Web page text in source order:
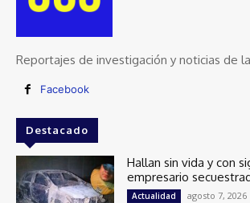
Reportajes de investigación y noticias de
Facebook
Destacado
Hallan sin vida y con
empresario
Actualidad agosto 7, 2026